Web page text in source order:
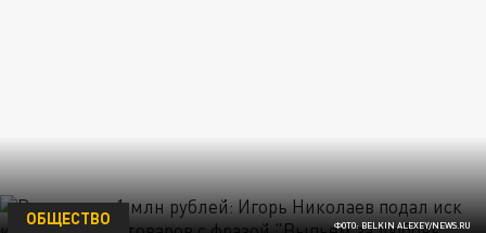
ФОТО: BELKIN ALEXEY/NEWS.RU
ОБЩЕСТВО